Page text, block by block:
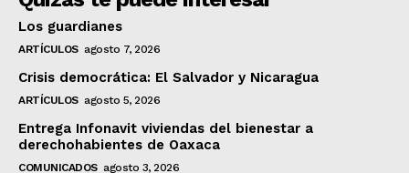
Los guardianes
ARTÍCULOS agosto 7, 2026
Crisis democrática: El Salvador y Nicaragua
ARTÍCULOS agosto 5, 2026
Entrega Infonavit viviendas del bienestar a
derechohabientes de Oaxaca
COMUNICADOS agosto 3, 2026